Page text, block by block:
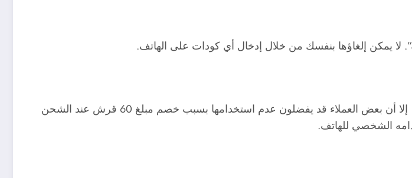
لا يمكن إلغاؤها بنفسك من خلال إدخال أي كودات على الهاتف.
رغم أن خدمة “على النوتة” تقدم ميزة فريدة لإجراء المكالمات حتى عند نفاذ الرصيد، إلا أن بعض العملاء قد يفضلون عدم استخدامها بسبب خصم مبلغ 60 قرش عند الشحن
الشخصي للهاتف.